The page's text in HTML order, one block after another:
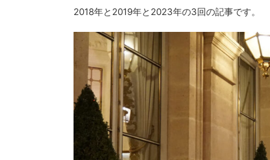
2018年と2019年と2023年の3回の記事です。